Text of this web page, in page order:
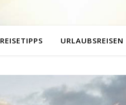
REISETIPPS URLAUBSREISEN